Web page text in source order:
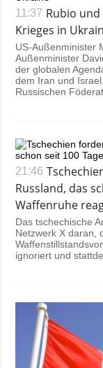
11:37 Rubio
Krieges in
US-Außenminister
Außenminister
der globalen
dem Iran und
Russischen
21:46
Russland, das
Waffenruhe
Das tschechische
Netzwerk X daran,
ignoriert und